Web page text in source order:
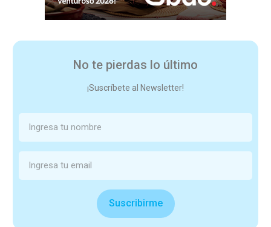
No te pierdas lo último
¡Suscríbete al Newsletter!
Suscribirme